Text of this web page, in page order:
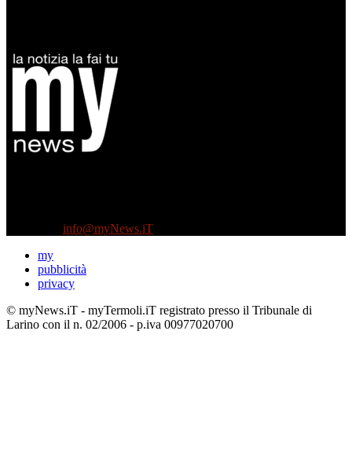
info@myNews.iT
my
pubblicità
privacy
© myNews.iT - myTermoli.iT registrato presso il Tribunale di
Larino con il n. 02/2006 - p.iva 00977020700